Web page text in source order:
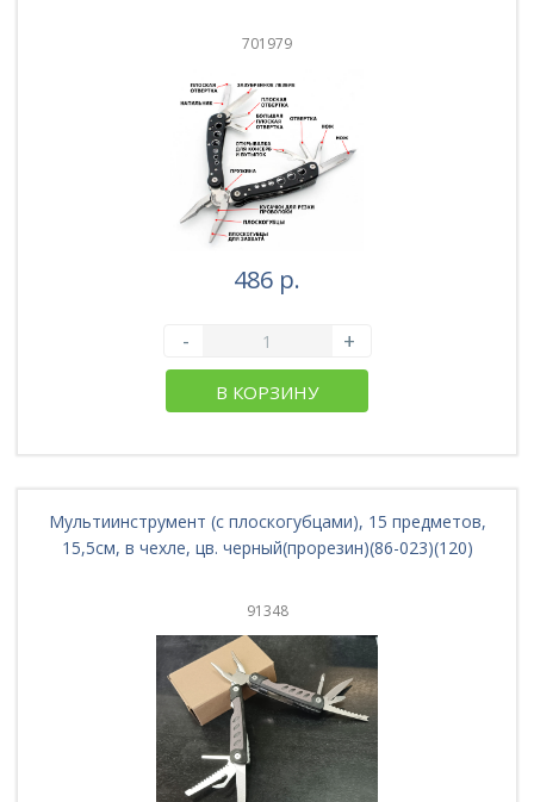
701979
486 р.
- +
В КОРЗИНУ
Мультиинструмент (с плоскогубцами), 15 предметов,
15,5см, в чехле, цв. черный(прорезин)(86-023)(120)
91348